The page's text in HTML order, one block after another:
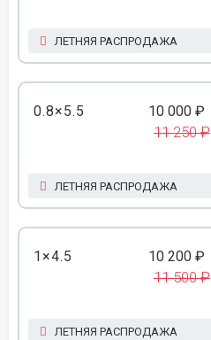
ЛЕТНЯЯ РАСПРОДАЖА
0.8×5.5 10 000 ₽
11 250 ₽
ЛЕТНЯЯ РАСПРОДАЖА
1×4.5 10 200 ₽
11 500 ₽
ЛЕТНЯЯ РАСПРОДАЖА